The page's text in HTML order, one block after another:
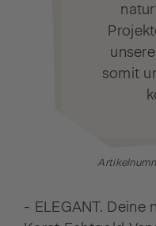
somit
- ELEGANT. Deine